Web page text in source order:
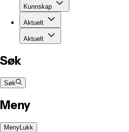
Kunnskap
Aktuelt
Aktuelt
Søk
Søk
Meny
MenyLukk